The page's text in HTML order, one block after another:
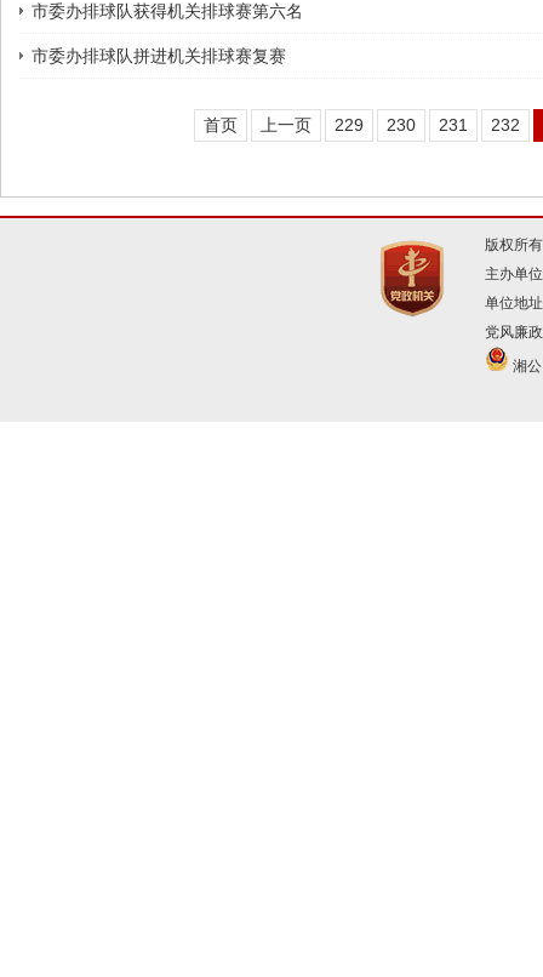
市委办排球队获得机关排球赛第六名
市委办排球队拼进机关排球赛复赛
首页 上一页 229 230 231 232
版权所
主办单
单位地
党风廉
湘